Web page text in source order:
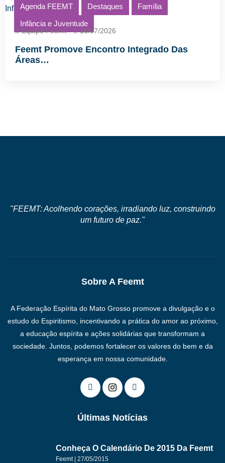
Agenda FEEMT Destaques
Família
Infância e Juventude
Equipe Feemt 16/07/2026
Feemt Promove Encontro Integrado Das
Áreas…
"FEEMT: Acolhendo corações, irradiando luz, construindo
um futuro de paz."
Sobre A Feemt
A Federação Espírita do Mato Grosso promove a divulgação e o
estudo do Espiritismo, incentivando a prática do amor ao próximo,
a educação espírita e ações solidárias que transformam a
sociedade. Juntos, podemos fortalecer os valores do bem e da
esperança em nossa comunidade.
Últimas Notícias
Conheça O Calendário De 2015 Da Feemt
Feemt 27/05/2015